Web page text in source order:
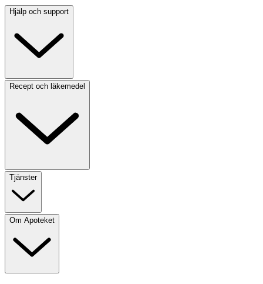
Hjälp och support
Recept och läkemedel
Tjänster
Om Apoteket